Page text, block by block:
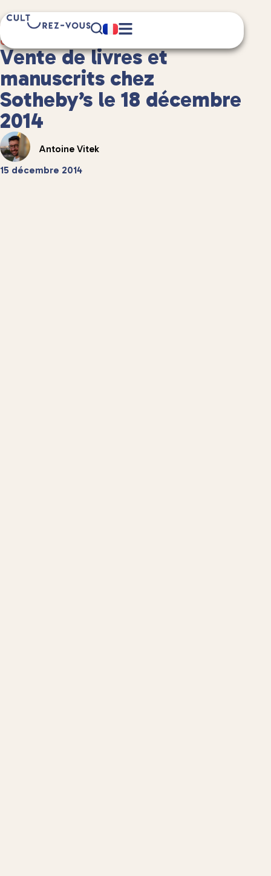
Culture
7 minute(s) de lecture
Vente de livres et
manuscrits chez
Sotheby’s le 18 décembre
2014
Antoine Vitek
15 décembre 2014